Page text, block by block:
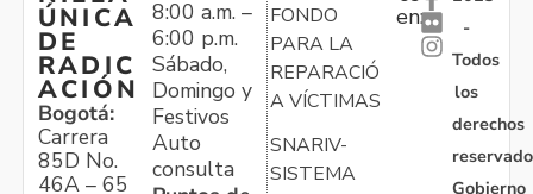
ÚNICA
DE
RADIC
ACIÓN
Bogotá:
Carrera
85D No.
46A – 65
8:00 a.m. –
6:00 p.m.
Sábado,
Domingo y
Festivos
Auto
consulta
FONDO
PARA LA
REPARACIÓN
A VÍCTIMAS
SNARIV-
SISTEMA
en:
-
Todos
los
derechos
Gobierno